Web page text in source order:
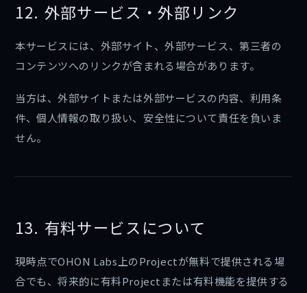
12. 外部サービス・外部リンク
本サービスには、外部サイト、外部サービス、第三者の
コンテンツへのリンクが含まれる場合があります。
当方は、外部サイトまたは外部サービスの内容、利用条
件、個人情報の取り扱い、安全性について責任を負いま
せん。
13. 有料サービスについて
現時点でOHON Labs上のProjectが無料で提供される場
合でも、将来的に有料Projectまたは有料機能を提供する